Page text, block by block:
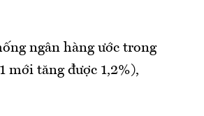
ngân hàng ước trong
mới tăng được 1,2%),